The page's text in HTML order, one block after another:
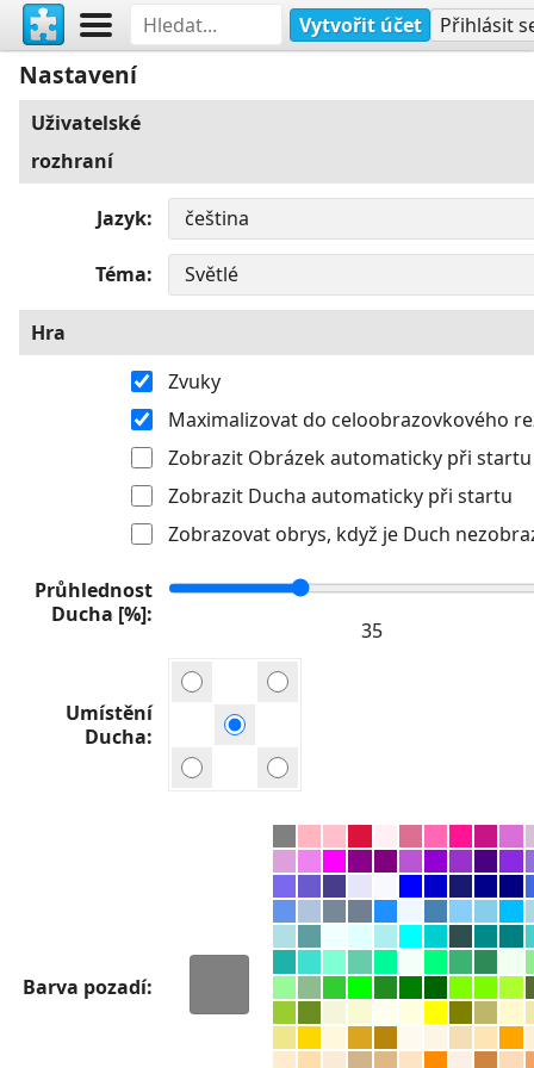
Vytvořit účet Přihlásit
Nastavení
Uživatelské
rozhraní
Jazyk
Téma
Hra
Zvuky
Maximalizovat do celoobrazovkového
Zobrazit Obrázek automaticky při startu
Zobrazit Ducha automaticky při startu
Zobrazovat obrys, když je Duch
Průhlednost
Ducha [%]
Umístění
Ducha
Barva pozadí